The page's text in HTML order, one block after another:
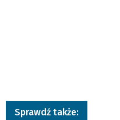
Sprawdź także: